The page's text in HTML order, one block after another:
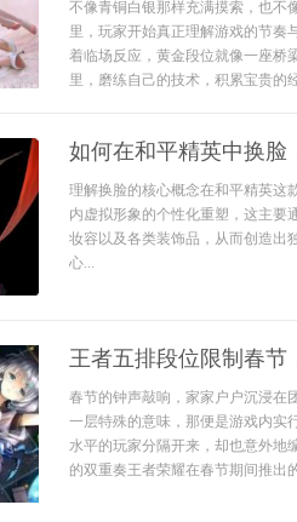
不像青铜白银那样充满摸索，也不
里，玩家开始真正理解游戏的节奏
着临场反应，黄金段位就像一座桥
里，磨练自己的技术，积累宝贵的
如何在和平精英中换脸
理解换脸的核心概念在和平精英这
内虚拟形象的个性化重塑，这主要
妆容以及各类装饰品，从而创造出
心...
王者五排段位限制春节
春节的钟声敲响，家家户户沉浸在
一层特殊的意味，那便是游戏内实
水平的玩家分隔开来，却也意外地
的双重奏王者荣耀在春节期间推出